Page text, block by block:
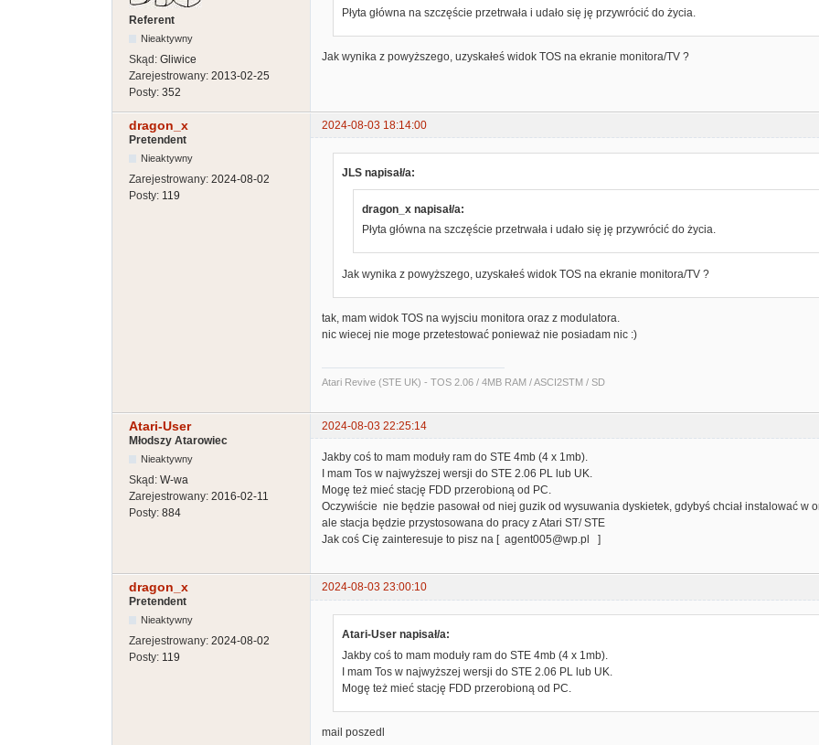
Referent
Nieaktywny
Skąd: Gliwice
Zarejestrowany: 2013-02-25
Posty: 352
Płyta główna na szczęście przetrwała i udało się ję przywrócić do życia.
Jak wynika z powyższego, uzyskałeś widok TOS na ekranie monitora/TV ?
dragon_x
2024-08-03 18:14:00
Pretendent
Nieaktywny
Zarejestrowany: 2024-08-02
Posty: 119
JLS napisał/a:
dragon_x napisał/a:
Płyta główna na szczęście przetrwała i udało się ję przywrócić do życia.
Jak wynika z powyższego, uzyskałeś widok TOS na ekranie monitora/TV ?
tak, mam widok TOS na wyjsciu monitora oraz z modulatora.
nic wiecej nie moge przetestować ponieważ nie posiadam nic :)
Atari Revive (STE UK) - TOS 2.06 / 4MB RAM / ASCI2STM / SD
Atari-User
2024-08-03 22:25:14
Młodszy Atarowiec
Nieaktywny
Skąd: W-wa
Zarejestrowany: 2016-02-11
Posty: 884
Jakby coś to mam moduły ram do STE 4mb (4 x 1mb).
I mam Tos w najwyższej wersji do STE 2.06 PL lub UK.
Mogę też mieć stację FDD przerobioną od PC.
Oczywiście nie będzie pasował od niej guzik od wysuwania dyskietek, gdybyś chciał instalować w
ale stacja będzie przystosowana do pracy z Atari ST/ STE
Jak coś Cię zainteresuje to pisz na [ agent005@wp.pl ]
dragon_x
2024-08-03 23:00:10
Pretendent
Nieaktywny
Zarejestrowany: 2024-08-02
Posty: 119
Atari-User napisał/a:
Jakby coś to mam moduły ram do STE 4mb (4 x 1mb).
I mam Tos w najwyższej wersji do STE 2.06 PL lub UK.
Mogę też mieć stację FDD przerobioną od PC.
mail poszedl